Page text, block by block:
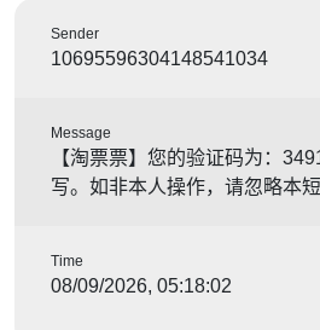
Sender
10695596304148541034
Message
【淘票票】您的验证码为：
写。如非本人操作，请忽略本短
Time
08/09/2026, 05:18:02